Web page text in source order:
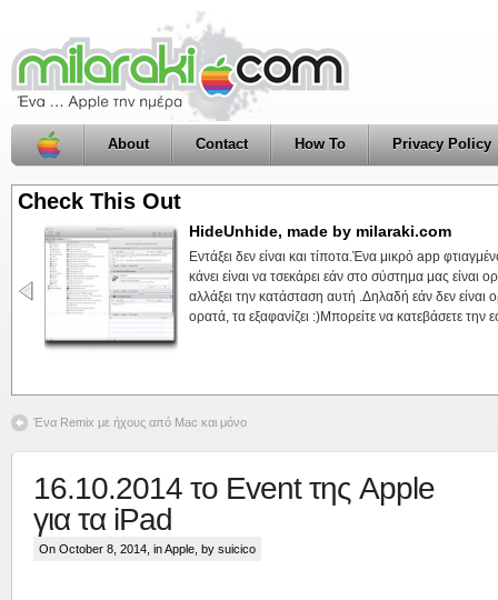
About Contact How To Privacy Policy
Check This Out
HideUnhide, made by milaraki.com
Εντάξει δεν είναι και τίποτα.Ένα μικρό app
κάνει είναι να τσεκάρει εάν στο σύστημα μας είναι
αλλάξει την κατάσταση αυτή .Δηλαδή εάν δεν είναι
ορατά, τα εξαφανίζει :)Μπορείτε να κατεβάσετε την
Installer Δωρεάν Ελληνικού
Πριν από λίγο καιρό είχαμε αναφερθεί στην λύση
Ma(c)γειρέματα για να έχουμε δωρεάν
2011.Σήμερα αποφάσισα να φτιάξω έναν installer
διαδικασία εγκατάστασης.Μπορείτε να
Ένα Remix με ήχους από Mac και μόνο
16.10.2014 το Event της Apple
για τα iPad
On October 8, 2014, inApple , by suicico